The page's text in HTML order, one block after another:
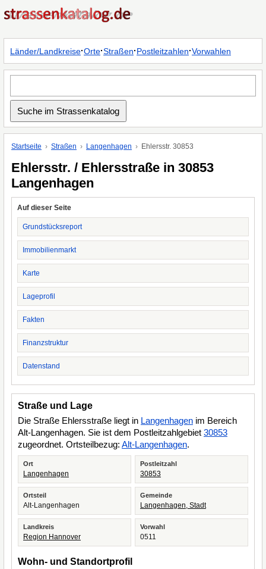
Länder/Landkreise·Orte·Straßen·Postleitzahlen·Vorwahlen
Startseite Straßen Langenhagen Ehlersstr. 30853
Ehlersstr. / Ehlersstraße in 30853
Langenhagen
Auf dieser Seite
Grundstücksreport
Immobilienmarkt
Karte
Lageprofil
Fakten
Finanzstruktur
Datenstand
Straße und Lage
Die Straße Ehlersstraße liegt in Langenhagen im Bereich
Alt-Langenhagen. Sie ist dem Postleitzahlgebiet 30853
zugeordnet. Ortsteilbezug: Alt-Langenhagen.
Ort
Langenhagen
Postleitzahl
30853
Ortsteil
Alt-Langenhagen
Gemeinde
Langenhagen, Stadt
Landkreis
Region Hannover
Vorwahl
0511
Wohn- und Standortprofil